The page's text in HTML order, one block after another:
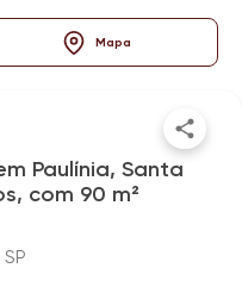
Mapa
Paulínia, Santa
com 90 m²